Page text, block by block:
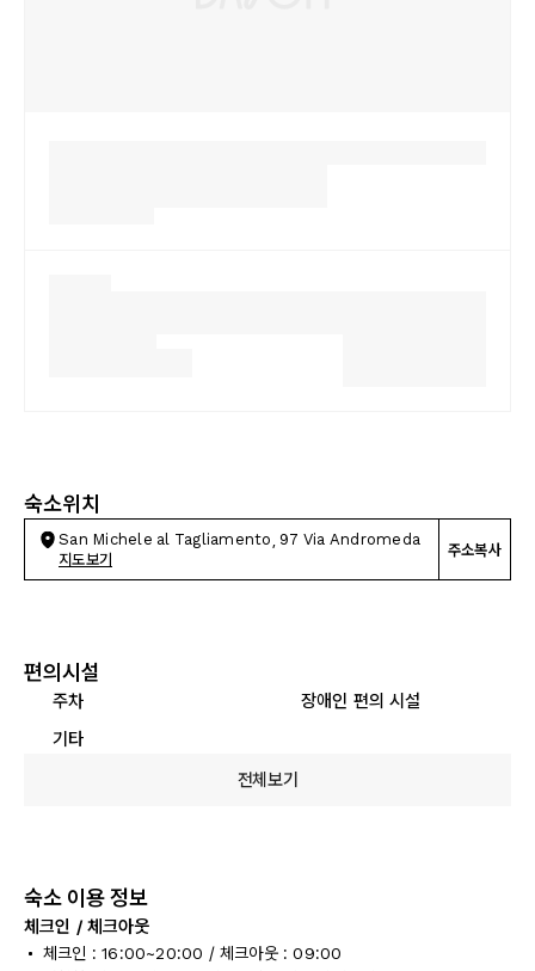
숙소위치
San Michele al Tagliamento, 97 Via Andromeda
지도보기
주소복사
편의시설
주차
장애인 편의 시설
기타
전체보기
숙소 이용 정보
체크인 / 체크아웃
체크인 : 16:00~20:00 / 체크아웃 : 09:00